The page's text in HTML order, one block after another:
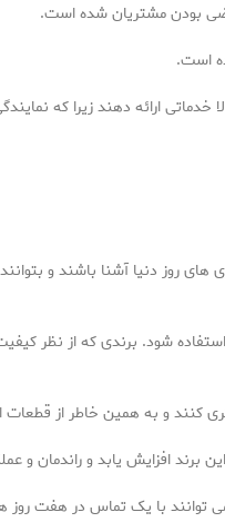
بودن مشتریان شده است.
است.
خدماتی ارائه دهند زیرا که
روز دنیا آشنا باشند و
شود. برندی که از نظر
کنند و به همین خاطر از
افزایش یابد و راندمان و
توانند با یک تماس در هفت روز